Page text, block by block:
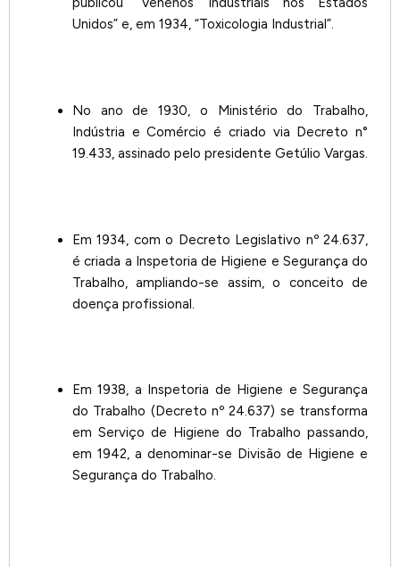
Unidos” e, em 1934, “Toxicologia Industrial”.
No ano de 1930, o Ministério do Trabalho,
Indústria e Comércio é criado via Decreto n°
19.433, assinado pelo presidente Getúlio Vargas.
Em 1934, com o Decreto Legislativo nº 24.637,
é criada a Inspetoria de Higiene e Segurança do
Trabalho, ampliando-se assim, o conceito de
doença profissional.
Em 1938, a Inspetoria de Higiene e Segurança
do Trabalho (Decreto nº 24.637) se transforma
em Serviço de Higiene do Trabalho passando,
em 1942, a denominar-se Divisão de Higiene e
Segurança do Trabalho.